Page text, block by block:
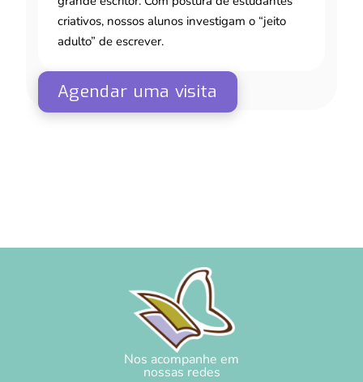
criativos, nossos alunos investigam o “jeito
adulto” de escrever.
Agendar uma visita
Nos acompanhe em
nossas redes